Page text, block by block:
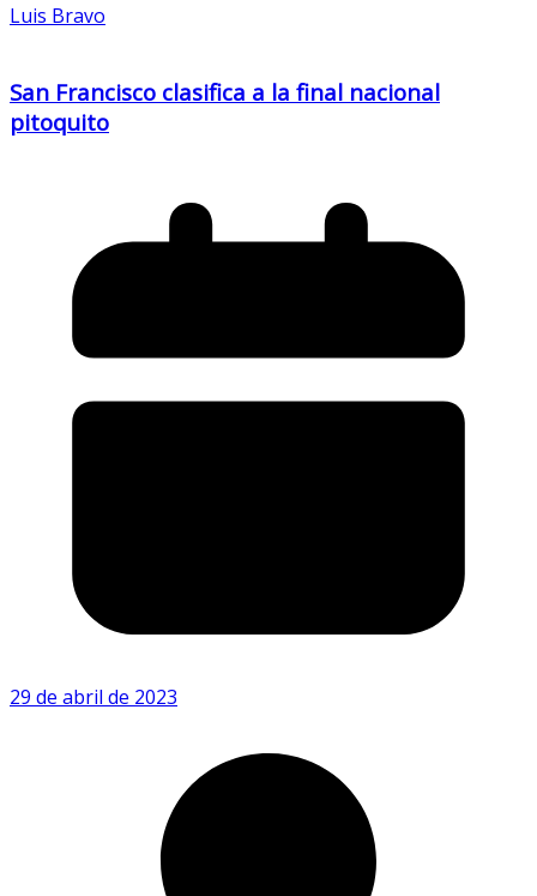
Luis Bravo
San Francisco clasifica a la final nacional
pitoquito
29 de abril de 2023